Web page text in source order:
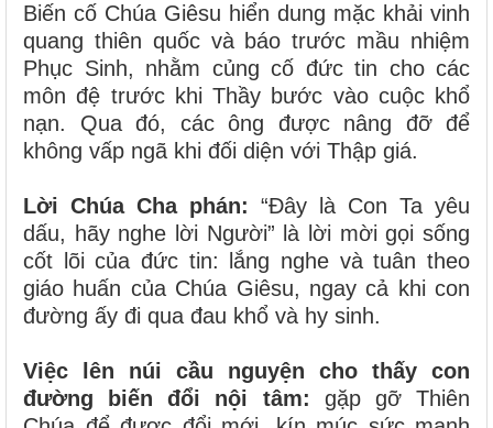
Biến cố Chúa Giêsu hiển dung mặc khải vinh
quang thiên quốc và báo trước mầu nhiệm
Phục Sinh, nhằm củng cố đức tin cho các
môn đệ trước khi Thầy bước vào cuộc khổ
nạn. Qua đó, các ông được nâng đỡ để
không vấp ngã khi đối diện với Thập giá.
Lời Chúa Cha phán: “Đây là Con Ta yêu
dấu, hãy nghe lời Người” là lời mời gọi sống
cốt lõi của đức tin: lắng nghe và tuân theo
giáo huấn của Chúa Giêsu, ngay cả khi con
đường ấy đi qua đau khổ và hy sinh.
Việc lên núi cầu nguyện cho thấy con
đường biến đổi nội tâm: gặp gỡ Thiên